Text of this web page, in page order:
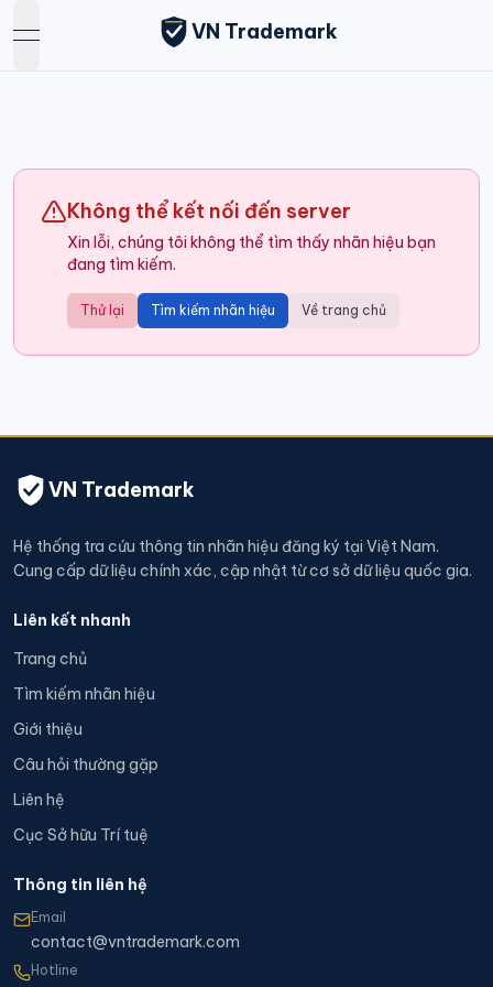
open navigation menu
VN Trademark
Không thể kết nối đến server
Xin lỗi, chúng tôi không thể tìm thấy nhãn hiệu bạn
đang tìm kiếm.
Thử lại Tìm kiếm nhãn hiệu Về trang chủ
VN Trademark
Hệ thống tra cứu thông tin nhãn hiệu đăng ký tại Việt Nam.
Cung cấp dữ liệu chính xác, cập nhật từ cơ sở dữ liệu quốc gia.
Liên kết nhanh
Trang chủ
Tìm kiếm nhãn hiệu
Giới thiệu
Câu hỏi thường gặp
Liên hệ
Cục Sở hữu Trí tuệ
Thông tin liên hệ
Email
contact@vntrademark.com
Hotline